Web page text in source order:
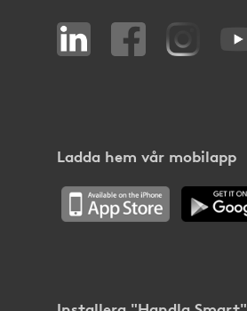
Ladda hem vår mobilapp